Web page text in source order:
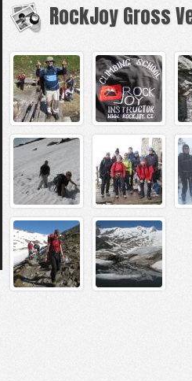
RockJoy Gross